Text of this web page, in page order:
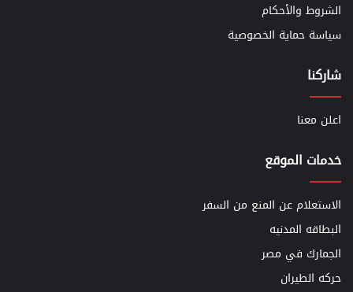
الشروط والأحكام
سياسة حماية الخصوصية
شاركنا
اعلن معنا
خدمات الموقع
الاستعلام عن المنع من السفر
البطاقه المدنيه
الجمارك في مصر
حركه الطيران